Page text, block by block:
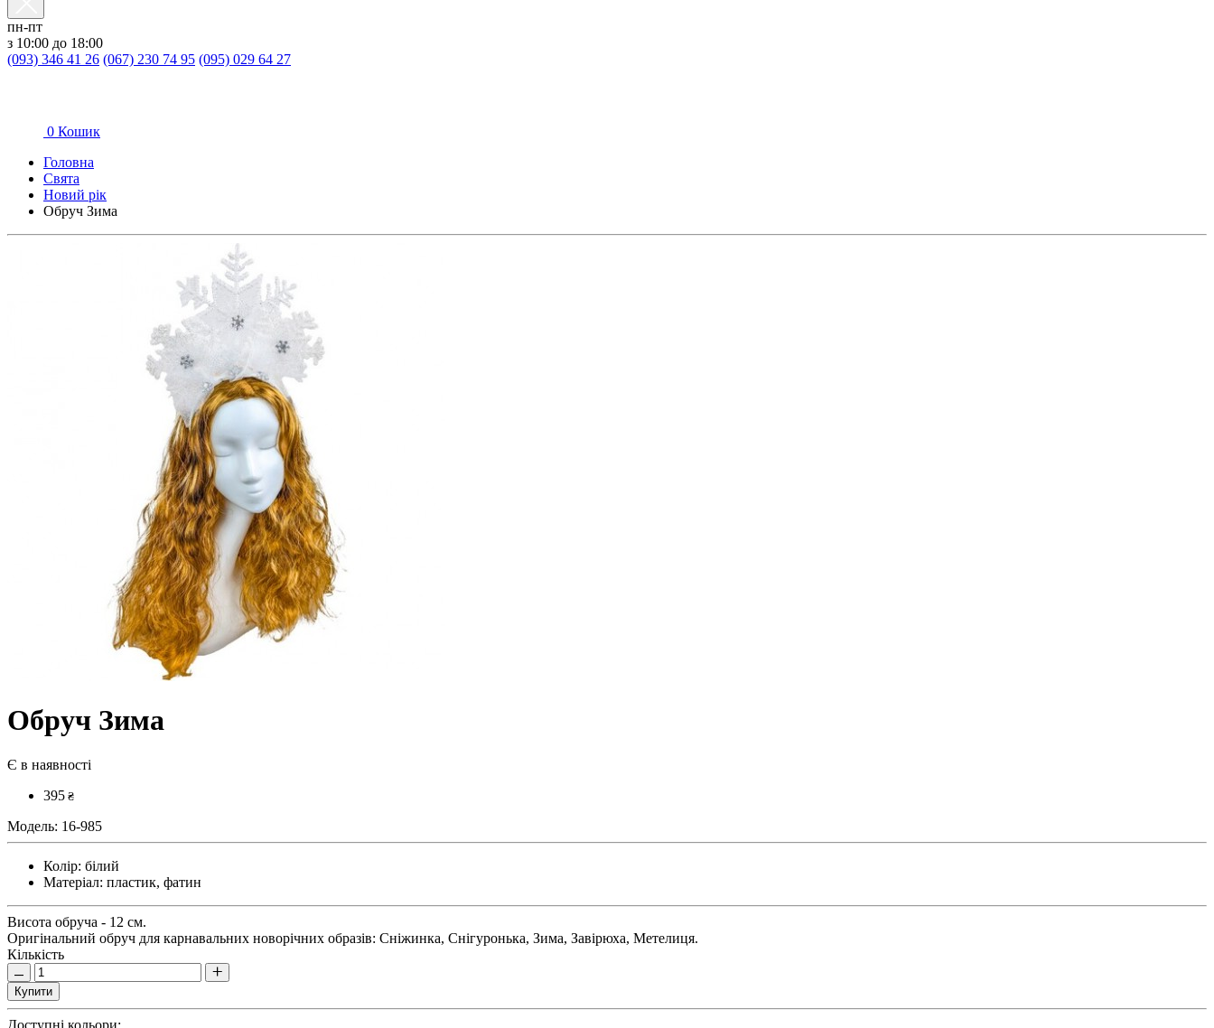
пн-пт
з 10:00 до 18:00
(093) 346 41 26 (067) 230 74 95 (095) 029 64 27
0 Кошик
Головна
Свята
Новий рік
Обруч Зима
Обруч Зима
Є в наявності
395 ₴
Модель: 16-985
Колір: білий
Матеріал: пластик, фатин
Висота обруча - 12 см.
Оригінальний обруч для карнавальних новорічних образів: Сніжинка, Снігуронька, Зима, Завірюха, Метелиця.
Кількість
Купити
Доступні кольори: